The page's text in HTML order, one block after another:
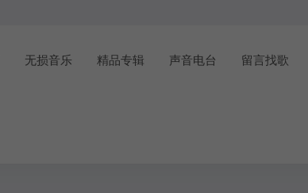
无损音乐 精品专辑 声音电台 留言找歌